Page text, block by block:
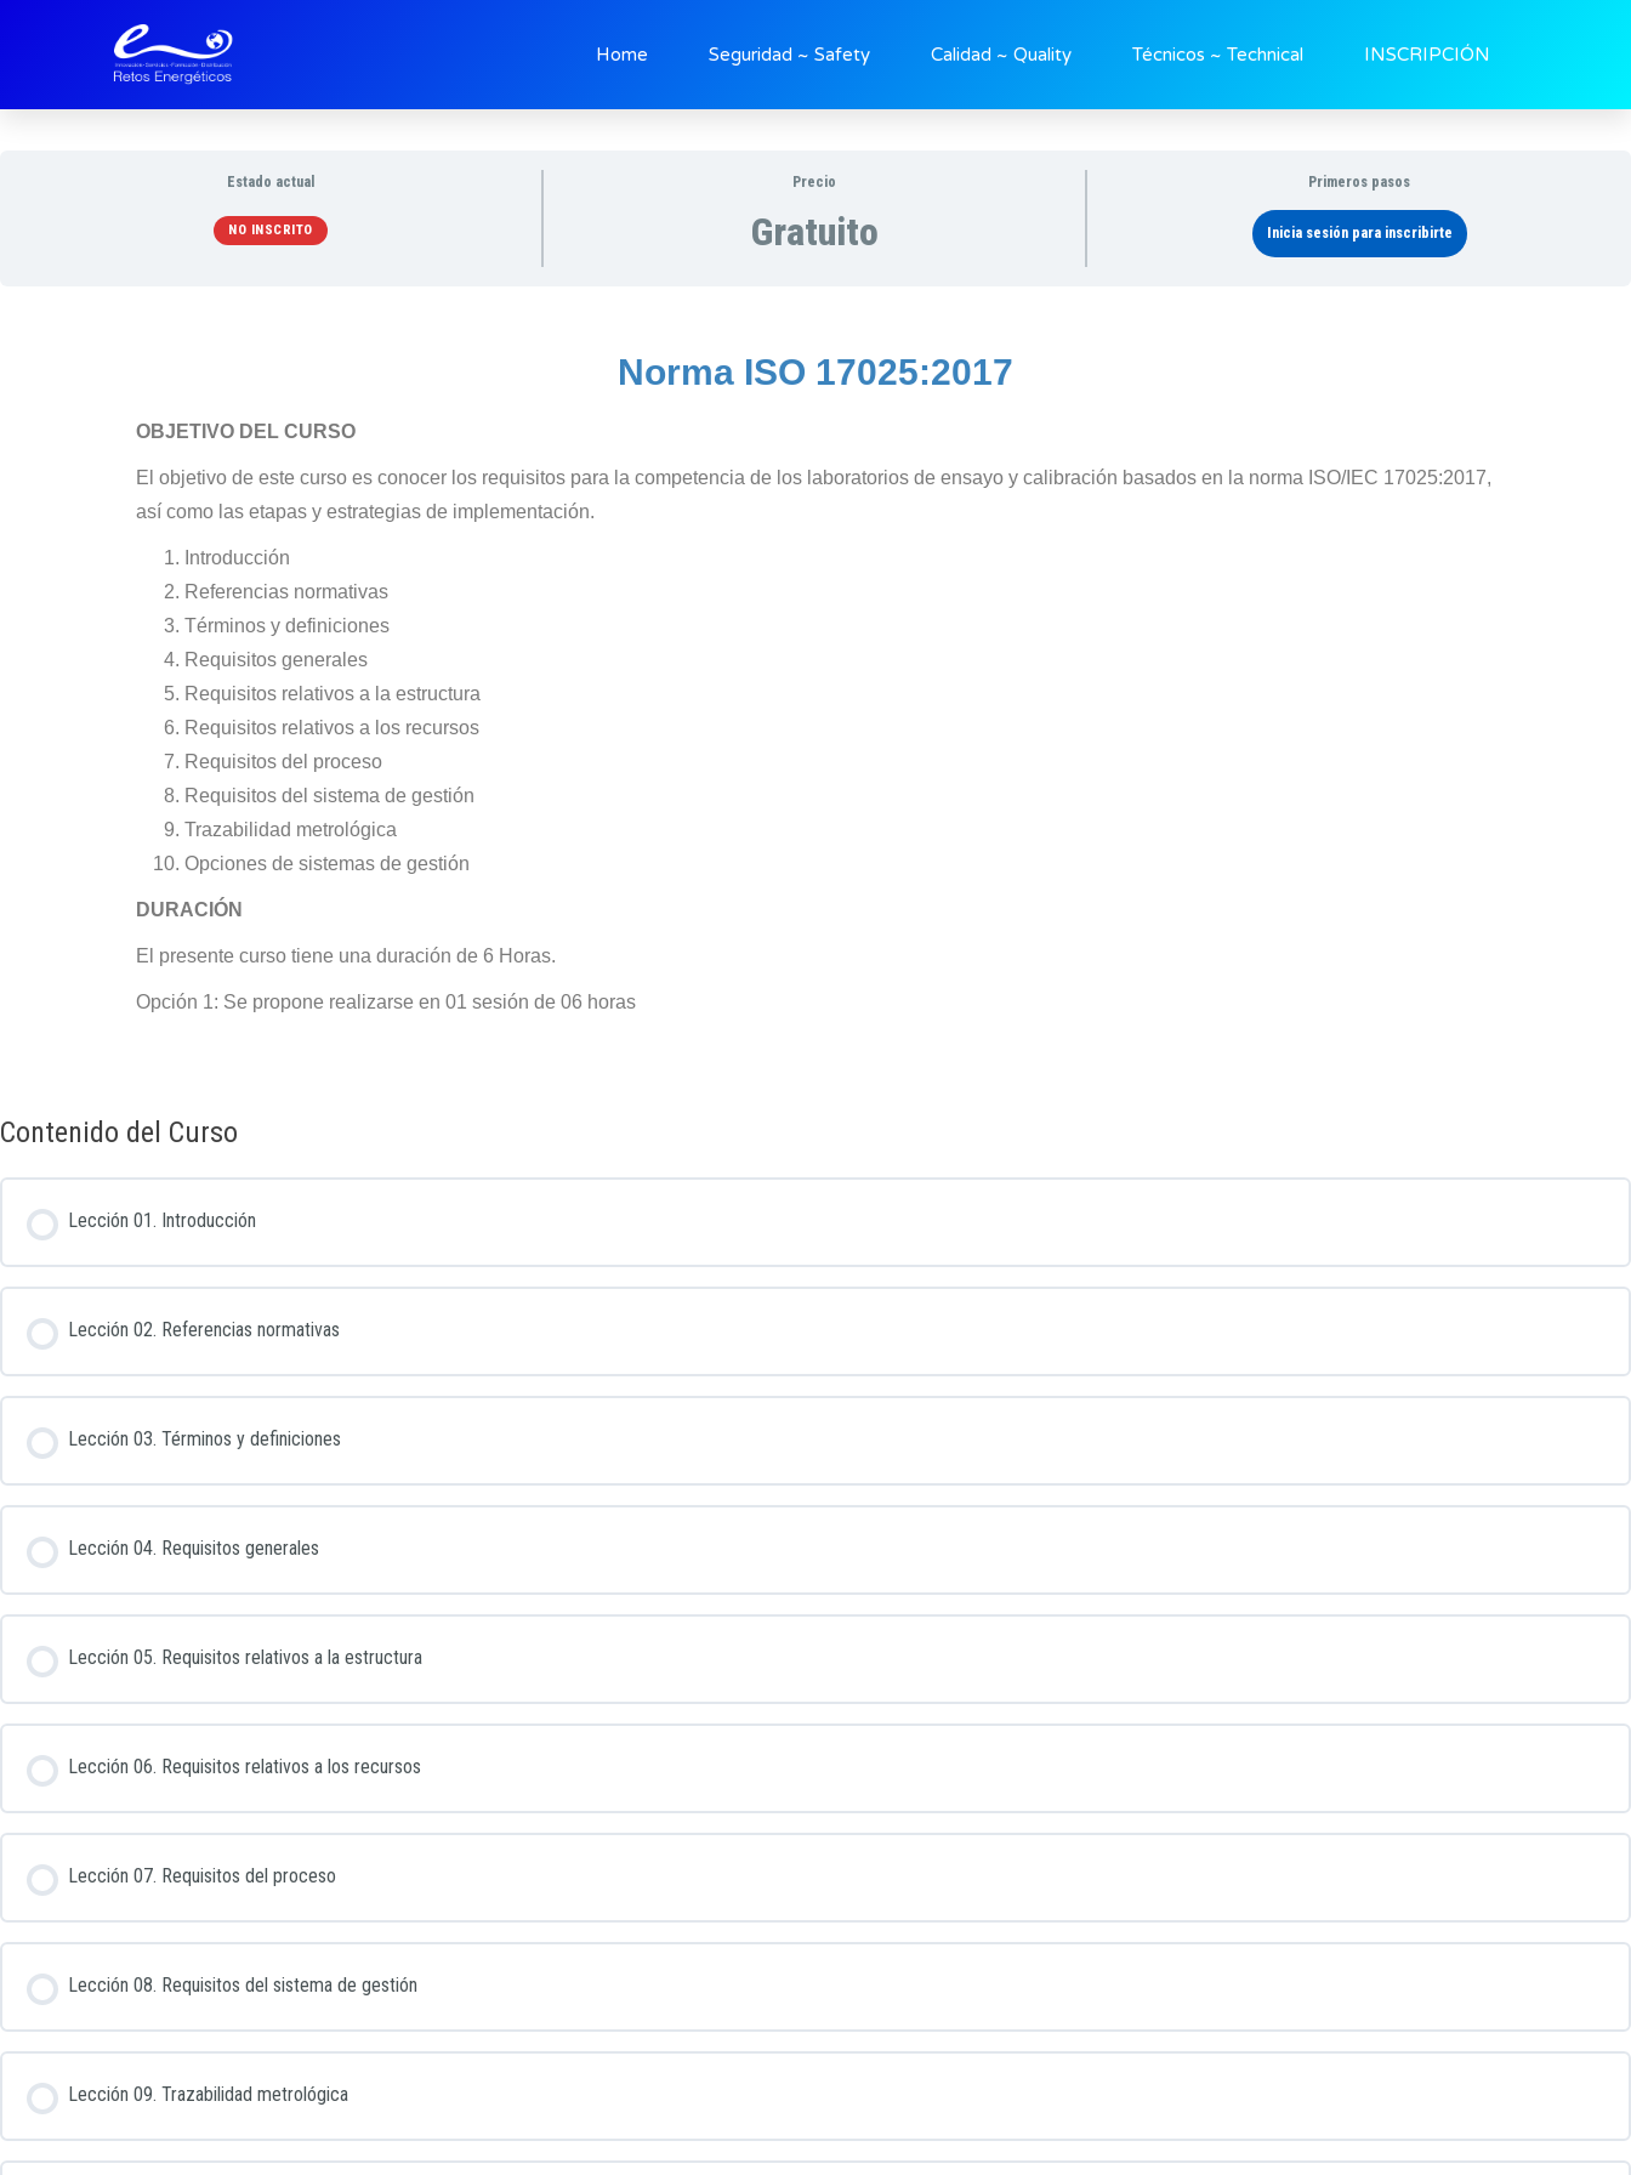
Home Seguridad ~ Safety Calidad ~ Quality Técnicos ~ Technical INSCRIPCIÓN
Estado actual
NO INSCRITO
Precio
Gratuito
Primeros pasos
Inicia sesión para inscribirte
Norma ISO 17025:2017
OBJETIVO DEL CURSO
El objetivo de este curso es conocer los requisitos para la competencia de los laboratorios de ensayo y calibración basados en la norma ISO/IEC 17025:2017,
así como las etapas y estrategias de implementación.
Introducción
Referencias normativas
Términos y definiciones
Requisitos generales
Requisitos relativos a la estructura
Requisitos relativos a los recursos
Requisitos del proceso
Requisitos del sistema de gestión
Trazabilidad metrológica
Opciones de sistemas de gestión
DURACIÓN
El presente curso tiene una duración de 6 Horas.
Opción 1: Se propone realizarse en 01 sesión de 06 horas
Contenido del Curso
Lección 01. Introducción
Lección 02. Referencias normativas
Lección 03. Términos y definiciones
Lección 04. Requisitos generales
Lección 05. Requisitos relativos a la estructura
Lección 06. Requisitos relativos a los recursos
Lección 07. Requisitos del proceso
Lección 08. Requisitos del sistema de gestión
Lección 09. Trazabilidad metrológica